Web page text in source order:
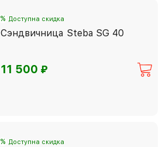
% Доступна скидка
Сэндвичница Steba SG 40
11 500⃏
% Доступна скидка